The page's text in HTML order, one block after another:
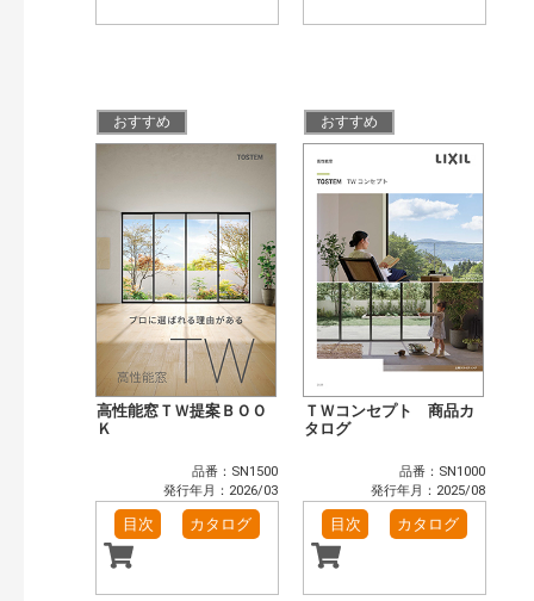
開始年:
おすすめ
高性能窓ＴＷ提案ＢＯＯ
Ｋ
品番：SN1500
発行年月：2026/03
目次 カタログ
おすすめ
ＴＷコンセプト 商品カ
タログ
品番：SN1000
発行年月：2025/08
目次 カタログ